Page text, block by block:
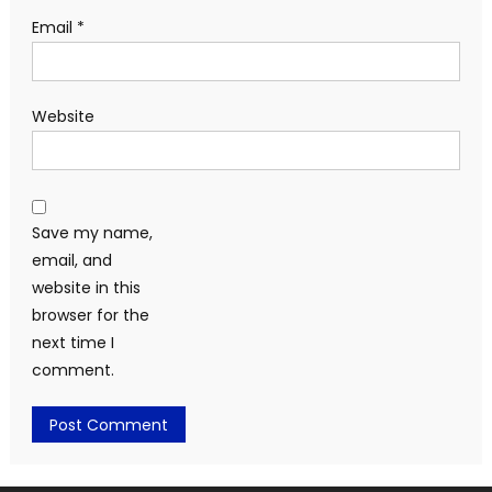
Email *
Website
Save my name,
email, and
website in this
browser for the
next time I
comment.